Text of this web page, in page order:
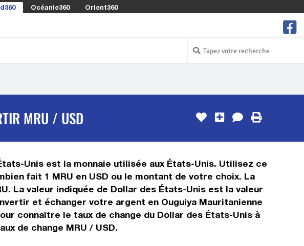
Océanie360 Orient360
MRU / USD
Unis est la monnaie utilisée aux États-Unis. Utilisez ce
fait 1 MRU en USD ou le montant de votre choix. La
La valeur indiquée de Dollar des États-Unis est la valeur
et échanger votre argent en Ouguiya Mauritanienne
connaître le taux de change du Dollar des États-Unis à
de change MRU / USD.